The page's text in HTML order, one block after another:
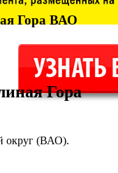
Гора ВАО
Гора
округ (ВАО).